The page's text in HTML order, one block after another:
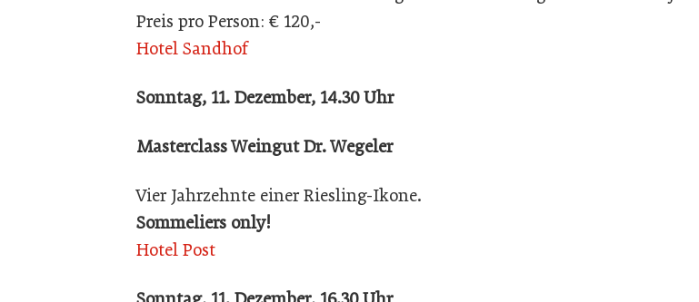
Preis pro Person: € 120,-
Hotel Sandhof
Sonntag, 11. Dezember, 14.30 Uhr
Masterclass Weingut Dr. Wegeler
Vier Jahrzehnte einer Riesling-Ikone.
Sommeliers only!
Hotel Post